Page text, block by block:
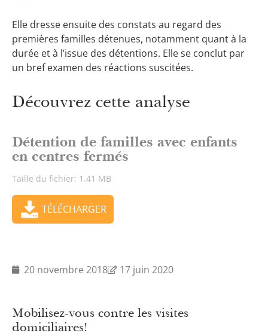
Elle dresse ensuite des constats au regard des
premières familles détenues, notamment quant à la
durée et à l’issue des détentions. Elle se conclut par
un bref examen des réactions suscitées.
Découvrez cette analyse
Détention de familles avec enfants
en centres fermés
Taille du fichier: 1.41 MB
TÉLÉCHARGER
20 novembre 2018 17 juin 2020
Mobilisez-vous contre les visites
domiciliaires!